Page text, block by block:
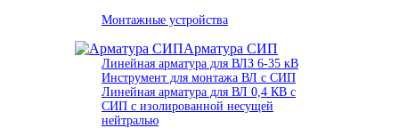
Монтажные устройства
Арматура СИП
Линейная арматура для ВЛЗ 6-35 кВ
Инструмент для монтажа ВЛ с СИП
Линейная арматура для ВЛ 0,4 КВ с
СИП с изолированной несущей
нейтралью